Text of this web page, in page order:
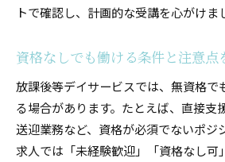
トで確認し、計画的な受講を心がけま
資格なしでも働ける条件と注意点
放課後等デイサービスでは、無資格で
る場合があります。たとえば、直接支
送迎業務など、資格が必須でないポジ
求人では「未経験歓迎」「資格なし可